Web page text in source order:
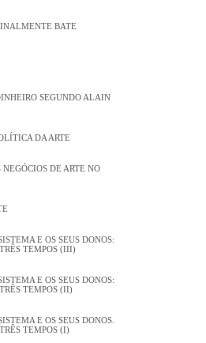
BATE
SEGUNDO ALAIN
DA ARTE
DE ARTE NO
E OS SEUS DONOS:
TEMPOS (III)
E OS SEUS DONOS:
TEMPOS (II)
E OS SEUS DONOS.
TEMPOS (I)